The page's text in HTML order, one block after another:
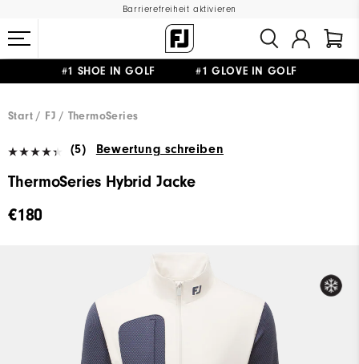
Barrierefreiheit aktivieren
#1 SHOE IN GOLF #1 GLOVE IN GOLF
Start FJ ThermoSeries
(5) Bewertung schreiben
ThermoSeries Hybrid Jacke
€180